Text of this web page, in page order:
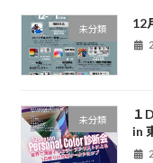
未分類 12
未分類
１
in